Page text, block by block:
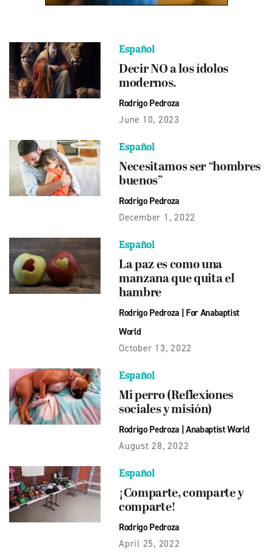
Español
Decir NO a los ídolos
modernos.
Rodrigo Pedroza
June 10, 2023
Español
Necesitamos ser “hombres
buenos”
Rodrigo Pedroza
December 1, 2022
Español
La paz es como una
manzana que quita el
hambre
Rodrigo Pedroza| For Anabaptist
World
October 13, 2022
Español
Mi perro (Reflexiones
sociales y misión)
Rodrigo Pedroza| Anabaptist World
August 28, 2022
Español
¡Comparte, comparte y
comparte!
Rodrigo Pedroza
April 25, 2022